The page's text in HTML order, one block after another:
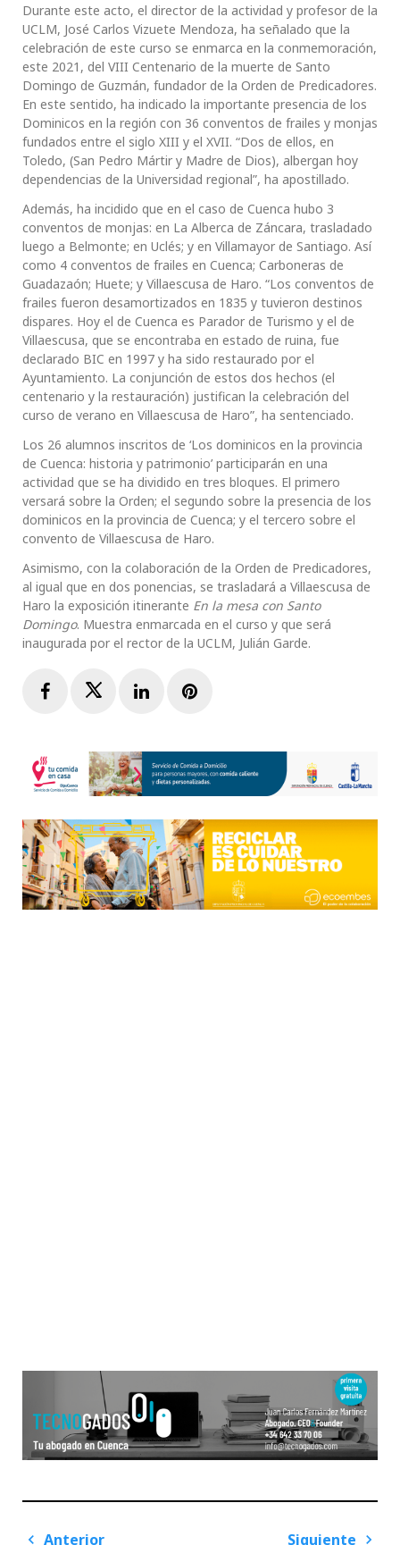
Durante este acto, el director de la actividad y profesor de la
UCLM, José Carlos Vizuete Mendoza, ha señalado que la
celebración de este curso se enmarca en la conmemoración,
este 2021, del VIII Centenario de la muerte de Santo
Domingo de Guzmán, fundador de la Orden de Predicadores.
En este sentido, ha indicado la importante presencia de los
Dominicos en la región con 36 conventos de frailes y monjas
fundados entre el siglo XIII y el XVII. “Dos de ellos, en
Toledo, (San Pedro Mártir y Madre de Dios), albergan hoy
dependencias de la Universidad regional”, ha apostillado.
Además, ha incidido que en el caso de Cuenca hubo 3
conventos de monjas: en La Alberca de Záncara, trasladado
luego a Belmonte; en Uclés; y en Villamayor de Santiago. Así
como 4 conventos de frailes en Cuenca; Carboneras de
Guadazaón; Huete; y Villaescusa de Haro. “Los conventos de
frailes fueron desamortizados en 1835 y tuvieron destinos
dispares. Hoy el de Cuenca es Parador de Turismo y el de
Villaescusa, que se encontraba en estado de ruina, fue
declarado BIC en 1997 y ha sido restaurado por el
Ayuntamiento. La conjunción de estos dos hechos (el
centenario y la restauración) justifican la celebración del
curso de verano en Villaescusa de Haro”, ha sentenciado.
Los 26 alumnos inscritos de ‘Los dominicos en la provincia
de Cuenca: historia y patrimonio’ participarán en una
actividad que se ha dividido en tres bloques. El primero
versará sobre la Orden; el segundo sobre la presencia de los
dominicos en la provincia de Cuenca; y el tercero sobre el
convento de Villaescusa de Haro.
Asimismo, con la colaboración de la Orden de Predicadores,
al igual que en dos ponencias, se trasladará a Villaescusa de
Haro la exposición itinerante En la mesa con Santo
Domingo. Muestra enmarcada en el curso y que será
inaugurada por el rector de la UCLM, Julián Garde.
FacebookTwitterLinkedInPinterest
Navegación
Anterior Siguiente